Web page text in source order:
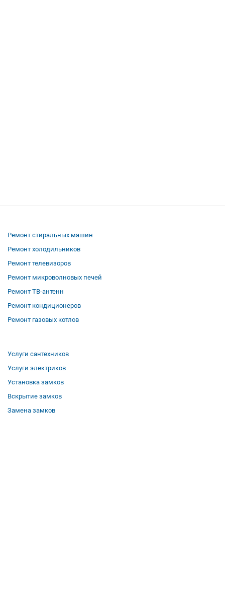
Ремонт стиральных машин
Ремонт холодильников
Ремонт телевизоров
Ремонт микроволновых печей
Ремонт ТВ-антенн
Ремонт кондиционеров
Ремонт газовых котлов
Услуги сантехников
Услуги электриков
Установка замков
Вскрытие замков
Замена замков